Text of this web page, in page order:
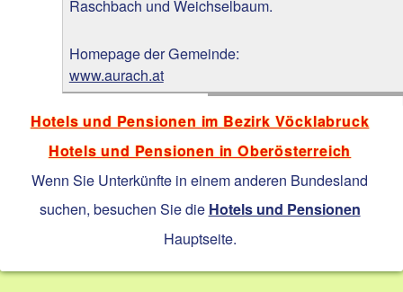
Raschbach und Weichselbaum.
Homepage der Gemeinde:
www.aurach.at
Hotels und Pensionen im Bezirk Vöcklabruck
Hotels und Pensionen in Oberösterreich
Wenn Sie Unterkünfte in einem anderen Bundesland
suchen, besuchen Sie die Hotels und Pensionen
Hauptseite.